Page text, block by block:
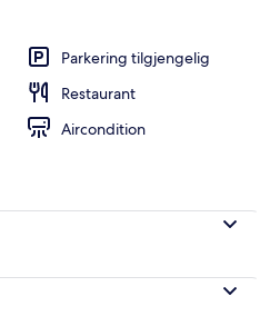
Parkering tilgjengelig
Restaurant
Aircondition